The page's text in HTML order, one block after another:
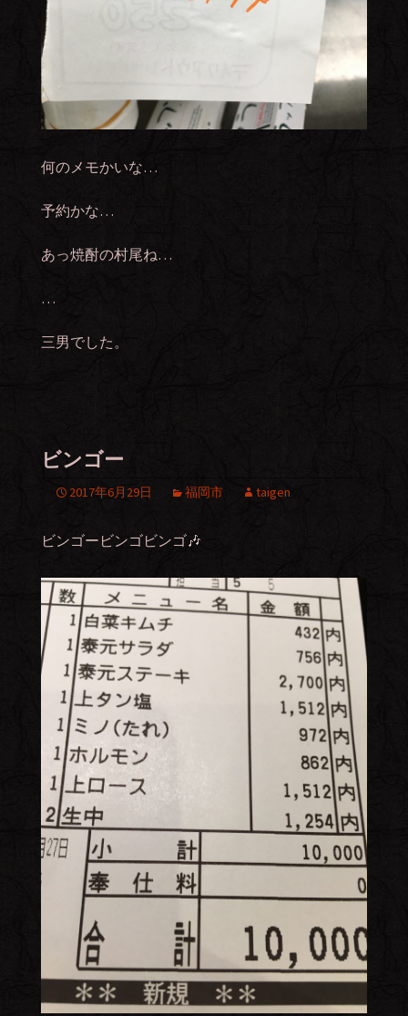
何のメモかいな…
予約かな…
あっ焼酎の村尾ね…
…
三男でした。
ビンゴー
2017年6月29日 福岡市 taigen
ビンゴービンゴビンゴ🎶